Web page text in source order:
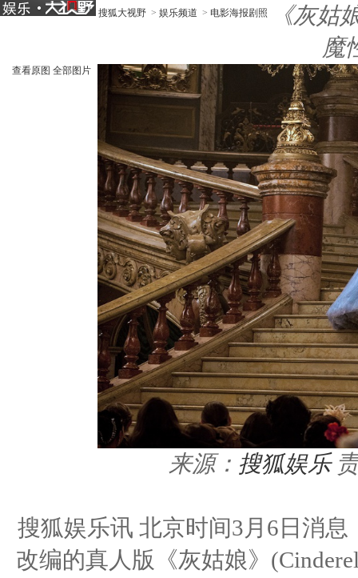
搜狐大视野 > 娱乐频道 > 电影海报剧照
《灰姑
魔
查看原图 全部图片
来源： 搜狐娱乐
搜狐娱乐讯 北京时间3月6日消
改编的真人版《灰姑娘》